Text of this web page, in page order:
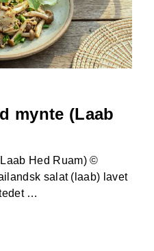
mynte (Laab
Hed Ruam) ©
salat (laab) lavet
…